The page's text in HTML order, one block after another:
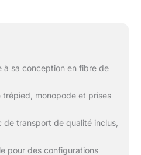
à sa conception en fibre de
monopode et prises
de transport de qualité inclus,
pour des configurations